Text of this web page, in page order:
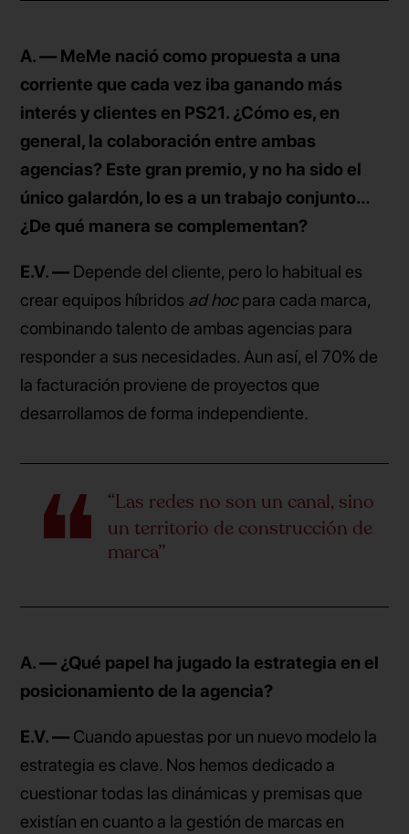
A. — MeMe nació como propuesta a una
corriente que cada vez iba ganando más
interés y clientes en PS21. ¿Cómo es, en
general, la colaboración entre ambas
agencias? Este gran premio, y no ha sido el
único galardón, lo es a un trabajo conjunto…
¿De qué manera se complementan?
E.V. — Depende del cliente, pero lo habitual es
crear equipos híbridos ad hocpara cada marca,
combinando talento de ambas agencias para
responder a sus necesidades. Aun así, el 70% de
la facturación proviene de proyectos que
desarrollamos de forma independiente.
“Las redes no son un canal, sino
un territorio de construcción de
marca”
A. — ¿Qué papel ha jugado la estrategia en el
posicionamiento de la agencia?
E.V. — Cuando apuestas por un nuevo modelo la
estrategia es clave. Nos hemos dedicado a
cuestionar todas las dinámicas y premisas que
existían en cuanto a la gestión de marcas en